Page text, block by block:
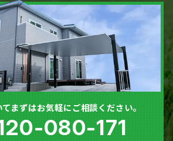
まずはお気軽にご相談ください。
080-171